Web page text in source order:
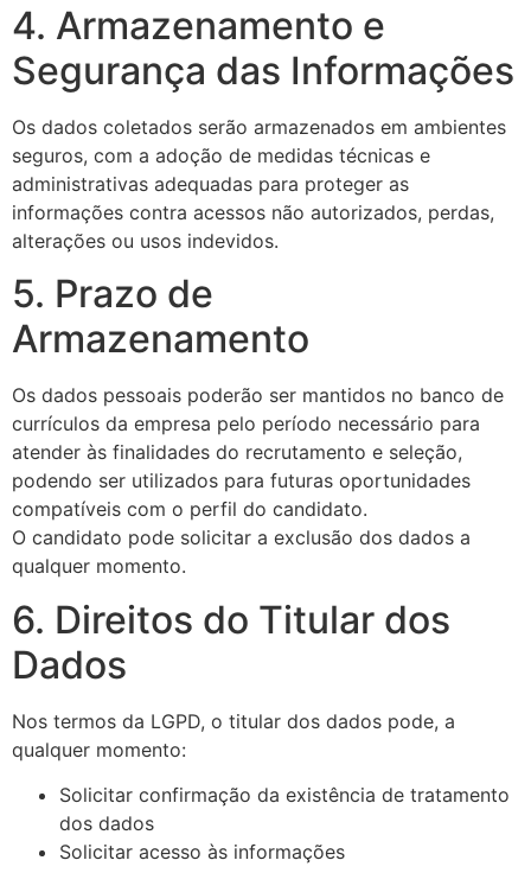
4. Armazenamento e
Segurança das Informações
Os dados coletados serão armazenados em ambientes
seguros, com a adoção de medidas técnicas e
administrativas adequadas para proteger as
informações contra acessos não autorizados, perdas,
alterações ou usos indevidos.
5. Prazo de
Armazenamento
Os dados pessoais poderão ser mantidos no banco de
currículos da empresa pelo período necessário para
atender às finalidades do recrutamento e seleção,
podendo ser utilizados para futuras oportunidades
compatíveis com o perfil do candidato.
O candidato pode solicitar a exclusão dos dados a
qualquer momento.
6. Direitos do Titular dos
Dados
Nos termos da LGPD, o titular dos dados pode, a
qualquer momento:
Solicitar confirmação da existência de tratamento
dos dados
Solicitar acesso às informações